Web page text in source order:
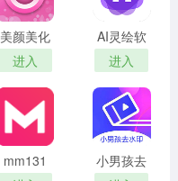
美颜美化
相机
进入
AI灵绘软
件
进入
mm131
小男孩去